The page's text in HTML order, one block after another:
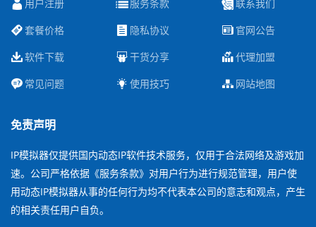
用户注册
套餐价格
软件下载
常见问题
服务条款
隐私协议
干货分享
使用技巧
联系我们
官网公告
代理加盟
网站地图
免责声明
IP模拟器仅提供国内动态IP软件技术服务，仅用于合法网络及游戏加
速。公司严格依据《服务条款》对用户行为进行规范管理，用户使
用动态IP模拟器从事的任何行为均不代表本公司的意志和观点，产生
的相关责任用户自负。